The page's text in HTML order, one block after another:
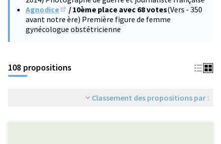
Agnodice
(S'ouvre dans un nouvel onglet)
/ 10ème place avec 68 votes(Vers - 350
avant notre ère) Première figure de femme
gynécologue obstétricienne
108 propositions
Classement des propositions par :